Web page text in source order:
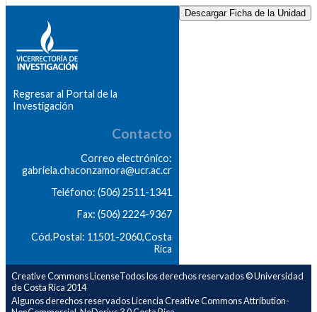
Descargar Ficha de la Unidad
Regresar al Portal de la
Investigación
Contacto
Correo electrónico:
gabriela.chaconzamora@ucr.ac.cr
Teléfono: (506) 2511-1341
Fax: (506) 2224-9367
Cód.Postal: 11501-2060,Costa
Rica
Creative Commons LicenseTodos los derechos reservados © Universidad
de Costa Rica 2014
Algunos derechos reservados Licencia Creative Commons Attribution-